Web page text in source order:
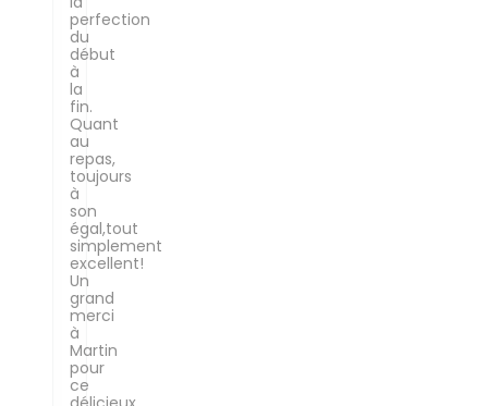
perfection
du
début
à
la
fin.
Quant
au
repas,
toujours
à
son
égal,tout
simplement
excellent!
Un
grand
merci
à
Martin
pour
ce